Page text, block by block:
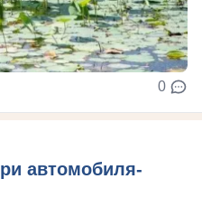
0
автомобиля-